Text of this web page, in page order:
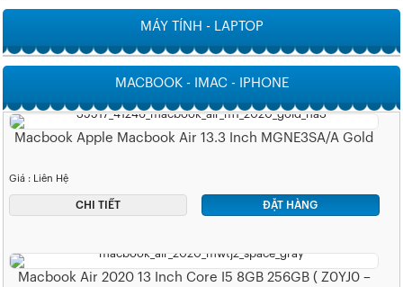
MÁY TÍNH - LAPTOP
MACBOOK - IMAC - IPHONE
Macbook Apple Macbook Air 13.3 Inch MGNE3SA/A Gold
Giá : Liên Hệ
CHI TIẾT ĐẶT HÀNG
Macbook Air 2020 13 Inch Core I5 8GB 256GB ( Z0YJ0 –